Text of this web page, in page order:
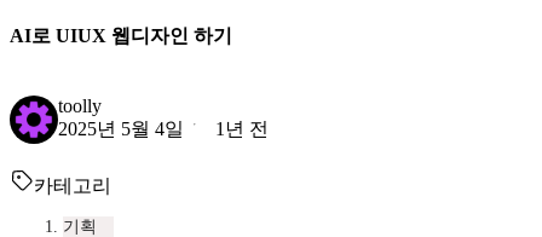
AI로 UIUX 웹디자인 하기
toolly
2025년 5월 4일
1년 전
카테고리
기획